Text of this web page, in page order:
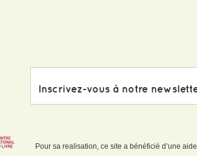
Inscrivez-vous à notre
Pour sa realisation, ce site a bénéficié d’une